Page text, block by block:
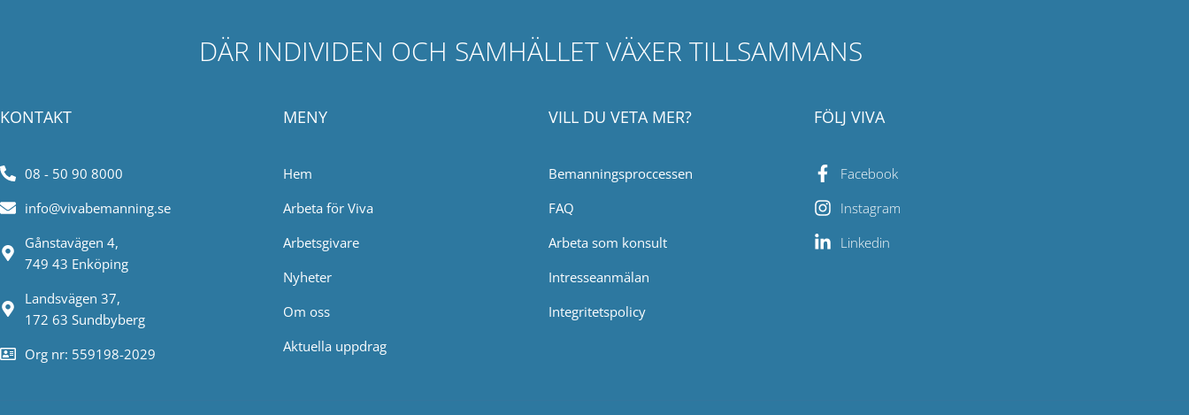
DÄR INDIVIDEN OCH SAMHÄLLET VÄXER TILLSAMMANS
KONTAKT
08 - 50 90 8000
info@vivabemanning.se
Gånstavägen 4,
749 43 Enköping
Landsvägen 37,
172 63 Sundbyberg
Org nr: 559198-2029
MENY
Hem
Arbeta för Viva
Arbetsgivare
Nyheter
Om oss
Aktuella uppdrag
VILL DU VETA MER?
Bemanningsproccessen
FAQ
Arbeta som konsult
Intresseanmälan
Integritetspolicy
FÖLJ VIVA
Facebook
Instagram
Linkedin